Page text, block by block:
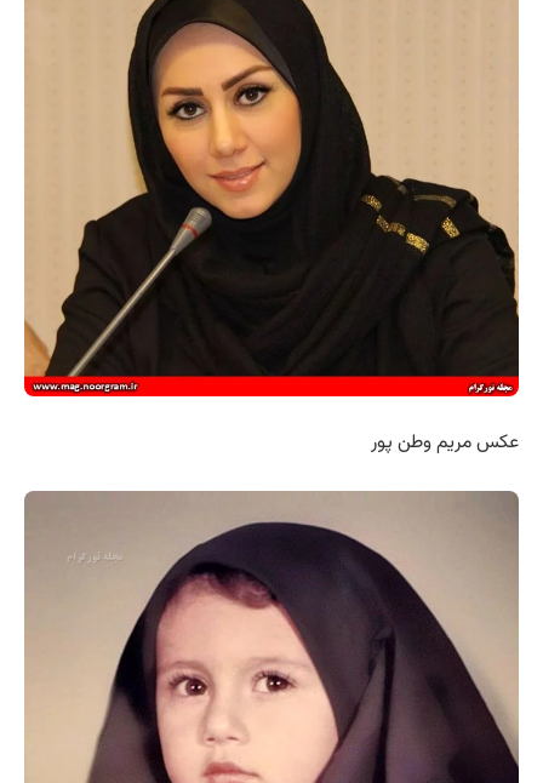
عکس مریم وطن پور